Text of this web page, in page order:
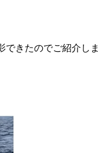
できたのでご紹介しま